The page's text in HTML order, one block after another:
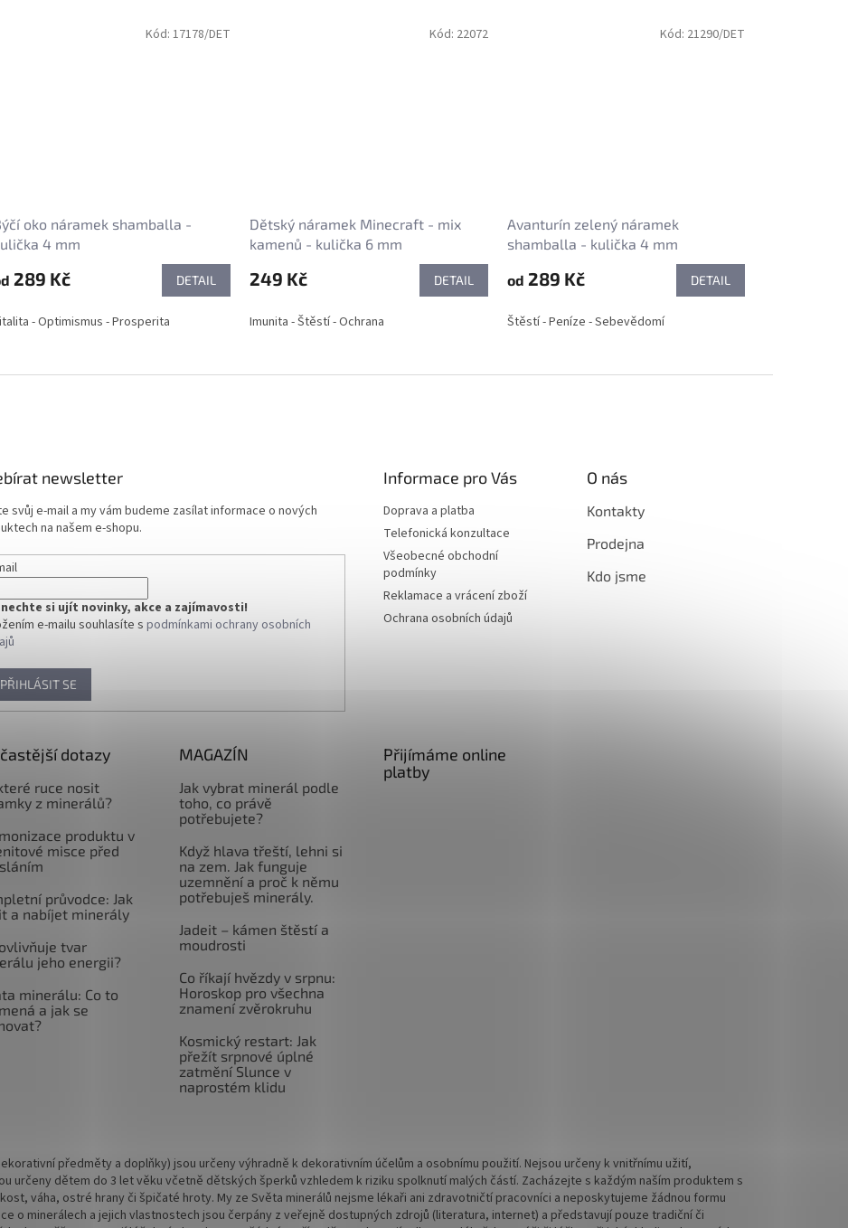
oko náramek shamballa -
4 mm
289 Kč DETAIL
- Optimismus - Prosperita
Kód: 17178/DET
Dětský náramek Minecraft - mix
kamenů - kulička 6 mm
249 Kč DETAIL
Imunita - Štěstí - Ochrana
Kód: 22072
Avanturín zelený náramek
shamballa - kulička 4 mm
od 289 Kč DETAIL
Štěstí - Peníze - Sebevědomí
Kód: 21290/DET
newsletter
svůj e-mail a my vám budeme zasílat informace o nových
na našem e-shopu.
si ujít novinky, akce a zajímavosti!
e-mailu souhlasíte spodmínkami ochrany osobních
PŘIHLÁSIT SE
Informace pro Vás
Doprava a platba
Telefonická konzultace
Všeobecné obchodní
podmínky
Reklamace a vrácení zboží
Ochrana osobních údajů
O nás
Kontakty
Prodejna
Kdo jsme
dotazy
ruce nosit
z minerálů?
produktu v
misce před
průvodce: Jak
a nabíjet minerály
tvar
jeho energii?
minerálu: Co to
a jak se
MAGAZÍN
Jak vybrat minerál podle
toho, co právě
potřebujete?
Když hlava třeští, lehni si
na zem. Jak funguje
uzemnění a proč k němu
potřebuješ minerály.
Jadeit – kámen štěstí a
moudrosti
Co říkají hvězdy v srpnu:
Horoskop pro všechna
znamení zvěrokruhu
Kosmický restart: Jak
přežít srpnové úplné
zatmění Slunce v
naprostém klidu
Přijímáme online
platby
předměty a doplňky) jsou určeny výhradně k dekorativním účelům a osobnímu použití. Nejsou určeny k vnitřnímu užití,
určeny dětem do 3 let věku včetně dětských šperků vzhledem k riziku spolknutí malých částí. Zacházejte s každým naším produktem s
váha, ostré hrany či špičaté hroty. My ze Světa minerálů nejsme lékaři ani zdravotničtí pracovníci a neposkytujeme žádnou formu
o minerálech a jejich vlastnostech jsou čerpány z veřejně dostupných zdrojů (literatura, internet) a představují pouze tradiční či